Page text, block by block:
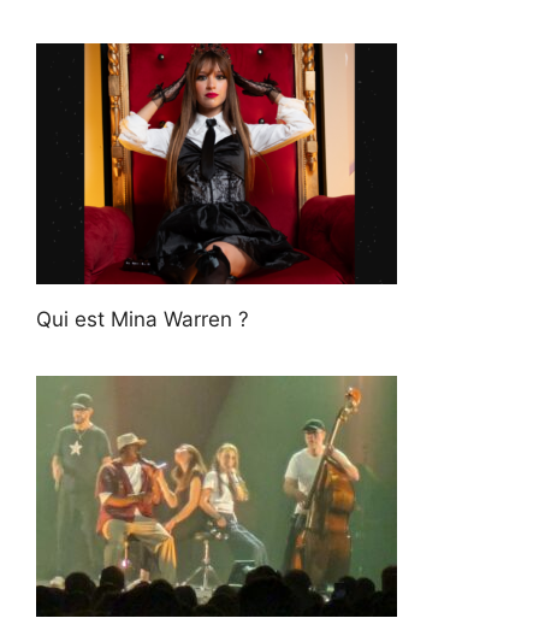
Qui est Mina Warren ?